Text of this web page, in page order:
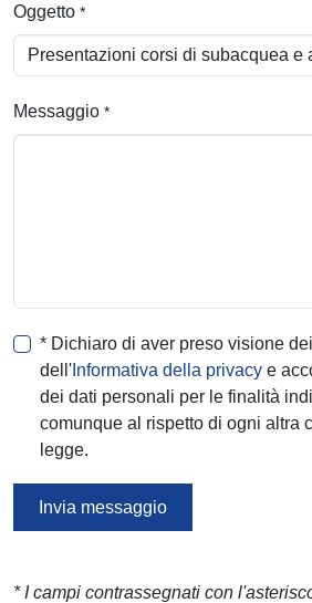
Oggetto *
Messaggio *
* Dichiaro di aver preso visione dei
dell' Informativa della privacy e
dei dati personali per le finalità
comunque al rispetto di ogni altra
legge.
Invia messaggio
* I campi contrassegnati con